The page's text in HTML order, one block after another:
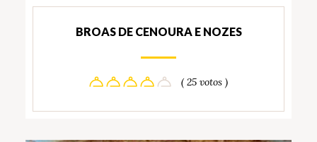
BROAS DE CENOURA E NOZES
( 25 votos )